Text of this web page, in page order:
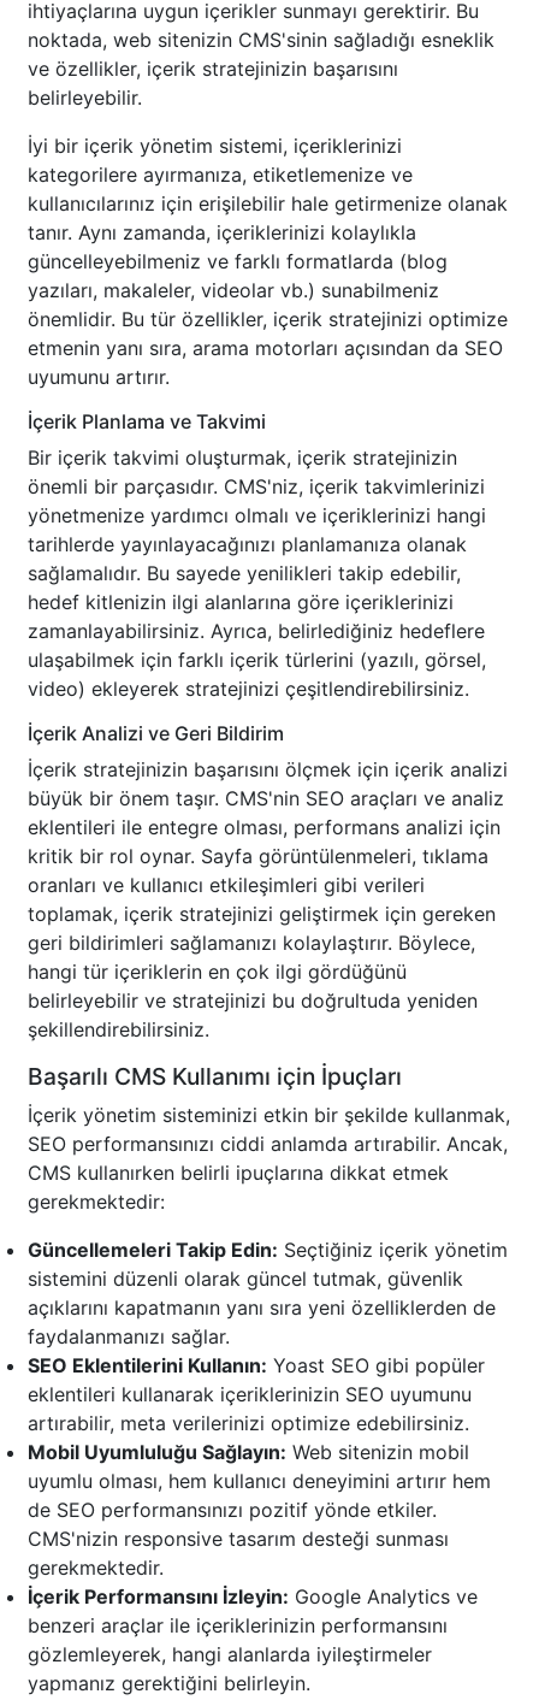
ihtiyaçlarına uygun içerikler sunmayı gerektirir. Bu
noktada, web sitenizin CMS'sinin sağladığı esneklik
ve özellikler, içerik stratejinizin başarısını
belirleyebilir.
İyi bir içerik yönetim sistemi, içeriklerinizi
kategorilere ayırmanıza, etiketlemenize ve
kullanıcılarınız için erişilebilir hale getirmenize olanak
tanır. Aynı zamanda, içeriklerinizi kolaylıkla
güncelleyebilmeniz ve farklı formatlarda (blog
yazıları, makaleler, videolar vb.) sunabilmeniz
önemlidir. Bu tür özellikler, içerik stratejinizi optimize
etmenin yanı sıra, arama motorları açısından da SEO
uyumunu artırır.
İçerik Planlama ve Takvimi
Bir içerik takvimi oluşturmak, içerik stratejinizin
önemli bir parçasıdır. CMS'niz, içerik takvimlerinizi
yönetmenize yardımcı olmalı ve içeriklerinizi hangi
tarihlerde yayınlayacağınızı planlamanıza olanak
sağlamalıdır. Bu sayede yenilikleri takip edebilir,
hedef kitlenizin ilgi alanlarına göre içeriklerinizi
zamanlayabilirsiniz. Ayrıca, belirlediğiniz hedeflere
ulaşabilmek için farklı içerik türlerini (yazılı, görsel,
video) ekleyerek stratejinizi çeşitlendirebilirsiniz.
İçerik Analizi ve Geri Bildirim
İçerik stratejinizin başarısını ölçmek için içerik analizi
büyük bir önem taşır. CMS'nin SEO araçları ve analiz
eklentileri ile entegre olması, performans analizi için
kritik bir rol oynar. Sayfa görüntülenmeleri, tıklama
oranları ve kullanıcı etkileşimleri gibi verileri
toplamak, içerik stratejinizi geliştirmek için gereken
geri bildirimleri sağlamanızı kolaylaştırır. Böylece,
hangi tür içeriklerin en çok ilgi gördüğünü
belirleyebilir ve stratejinizi bu doğrultuda yeniden
şekillendirebilirsiniz.
Başarılı CMS Kullanımı için İpuçları
İçerik yönetim sisteminizi etkin bir şekilde kullanmak,
SEO performansınızı ciddi anlamda artırabilir. Ancak,
CMS kullanırken belirli ipuçlarına dikkat etmek
gerekmektedir:
Güncellemeleri Takip Edin: Seçtiğiniz içerik yönetim
sistemini düzenli olarak güncel tutmak, güvenlik
açıklarını kapatmanın yanı sıra yeni özelliklerden de
faydalanmanızı sağlar.
SEO Eklentilerini Kullanın: Yoast SEO gibi popüler
eklentileri kullanarak içeriklerinizin SEO uyumunu
artırabilir, meta verilerinizi optimize edebilirsiniz.
Mobil Uyumluluğu Sağlayın: Web sitenizin mobil
uyumlu olması, hem kullanıcı deneyimini artırır hem
de SEO performansınızı pozitif yönde etkiler.
CMS'nizin responsive tasarım desteği sunması
gerekmektedir.
İçerik Performansını İzleyin: Google Analytics ve
benzeri araçlar ile içeriklerinizin performansını
gözlemleyerek, hangi alanlarda iyileştirmeler
yapmanız gerektiğini belirleyin.